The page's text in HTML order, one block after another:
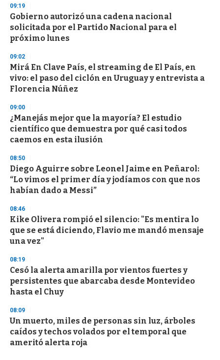
s
e
c
o
n
d
09:19
Gobierno autorizó una cadena nacional
solicitada por el Partido Nacional para el
próximo lunes
09:02
Mirá En Clave País, el streaming de El País, en
vivo: el paso del ciclón en Uruguay y entrevista a
Florencia Núñez
09:00
¿Manejás mejor que la mayoría? El estudio
científico que demuestra por qué casi todos
caemos en esta ilusión
08:50
Diego Aguirre sobre Leonel Jaime en Peñarol:
“Lo vimos el primer día y jodíamos con que nos
habían dado a Messi”
08:46
Kike Olivera rompió el silencio: "Es mentira lo
que se está diciendo, Flavio me mandó mensaje
una vez"
08:19
Cesó la alerta amarilla por vientos fuertes y
persistentes que abarcaba desde Montevideo
hasta el Chuy
08:09
Un muerto, miles de personas sin luz, árboles
caídos y techos volados por el temporal que
ameritó alerta roja